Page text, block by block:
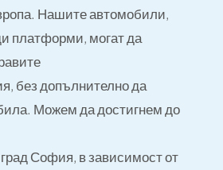
Нашите автомобили,
платформи, могат да
без допълнително да
Можем да достигнем до
София, в зависимост от